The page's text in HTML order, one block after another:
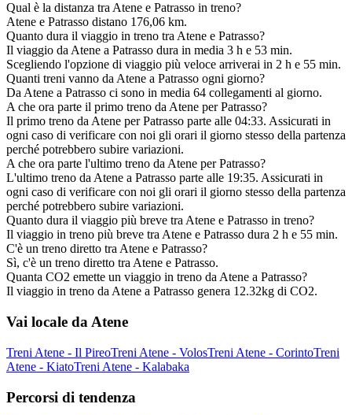
Qual è la distanza tra Atene e Patrasso in treno?
Atene e Patrasso distano 176,06 km.
Quanto dura il viaggio in treno tra Atene e Patrasso?
Il viaggio da Atene a Patrasso dura in media 3 h e 53 min.
Scegliendo l'opzione di viaggio più veloce arriverai in 2 h e 55 min.
Quanti treni vanno da Atene a Patrasso ogni giorno?
Da Atene a Patrasso ci sono in media 64 collegamenti al giorno.
A che ora parte il primo treno da Atene per Patrasso?
Il primo treno da Atene per Patrasso parte alle 04:33. Assicurati in
ogni caso di verificare con noi gli orari il giorno stesso della partenza
perché potrebbero subire variazioni.
A che ora parte l'ultimo treno da Atene per Patrasso?
L'ultimo treno da Atene a Patrasso parte alle 19:35. Assicurati in
ogni caso di verificare con noi gli orari il giorno stesso della partenza
perché potrebbero subire variazioni.
Quanto dura il viaggio più breve tra Atene e Patrasso in treno?
Il viaggio in treno più breve tra Atene e Patrasso dura 2 h e 55 min.
C'è un treno diretto tra Atene e Patrasso?
Sì, c'è un treno diretto tra Atene e Patrasso.
Quanta CO2 emette un viaggio in treno da Atene a Patrasso?
Il viaggio in treno da Atene a Patrasso genera 12.32kg di CO2.
Vai locale da Atene
Treni Atene - Il PireoTreni Atene - VolosTreni Atene - CorintoTreni
Atene - KiatoTreni Atene - Kalabaka
Percorsi di tendenza